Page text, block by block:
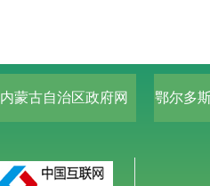
内蒙古自治区政府网 鄂尔多